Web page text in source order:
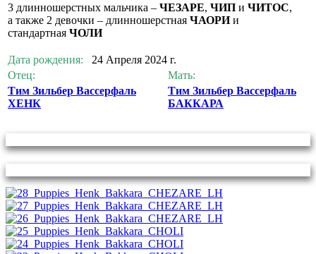
3 длинношерстных мальчика – ЧЕЗАРЕ, ЧИП и ЧИТОС,
а также 2 девочки – длинношерстная ЧАОРИи
стандартная ЧОЛИ
Дата рождения: 24 Апреля 2024 г.
Отец:
Мать:
Тим Зильбер Вассерфаль
ХЕНК
Тим Зильбер Вассерфаль
БАККАРА